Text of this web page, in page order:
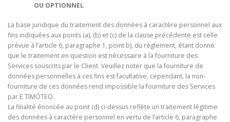
OU OPTIONNEL
La base juridique du traitement des données à caractère personnel aux
fins indiquées aux points (a), (b) et (c) de la clause précédente est celle
prévue à l’article 6, paragraphe 1, point b), du règlement, étant donné
que le traitement en question est nécessaire à la fourniture des
Services souscrits par le Client. Veuillez noter que la fourniture de
données personnelles à ces fins est facultative, cependant, la non-
fourniture de ces données rend impossible la fourniture des Services
par E.TIMÓTEO.
La finalité énoncée au point (d) ci-dessus reflète un traitement légitime
des données à caractère personnel en vertu de l’article 6, paragraphe